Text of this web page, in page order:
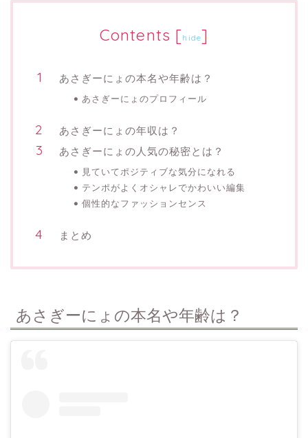
Contents [hide]
あさぎーにょの本名や年齢は？
あさぎーにょのプロフィール
あさぎーにょの年収は？
あさぎーにょの人気の秘密とは？
見ていてポジティブな気分になれる
テンポがよくオシャレでかわいい編集
個性的なファッションセンス
まとめ
あさぎーにょの本名や年齢は？